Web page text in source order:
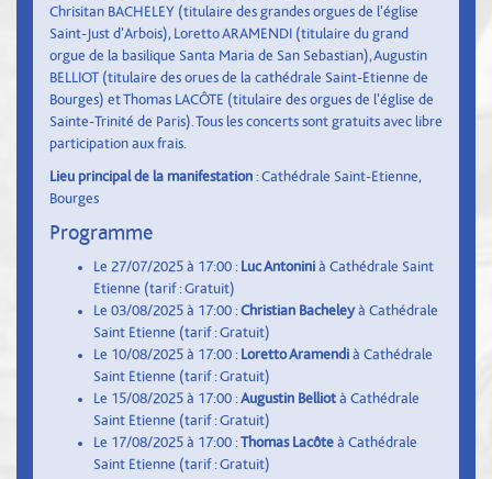
Chrisitan BACHELEY (titulaire des grandes orgues de l'église
Saint-Just d'Arbois), Loretto ARAMENDI (titulaire du grand
orgue de la basilique Santa Maria de San Sebastian), Augustin
BELLIOT (titulaire des orues de la cathédrale Saint-Etienne de
Bourges) et Thomas LACÔTE (titulaire des orgues de l'église de
Sainte-Trinité de Paris). Tous les concerts sont gratuits avec libre
participation aux frais.
Lieu principal de la manifestation : Cathédrale Saint-Etienne,
Bourges
Programme
Le 27/07/2025 à 17:00 : Luc Antonini à Cathédrale Saint
Etienne (tarif : Gratuit)
Le 03/08/2025 à 17:00 :Christian Bacheleyà Cathédrale
Saint Etienne (tarif : Gratuit)
Le 10/08/2025 à 17:00 : Loretto Aramendi à Cathédrale
Saint Etienne (tarif : Gratuit)
Le 15/08/2025 à 17:00 :Augustin Belliot à Cathédrale
Saint Etienne (tarif : Gratuit)
Le 17/08/2025 à 17:00 :Thomas Lacôte à Cathédrale
Saint Etienne (tarif : Gratuit)